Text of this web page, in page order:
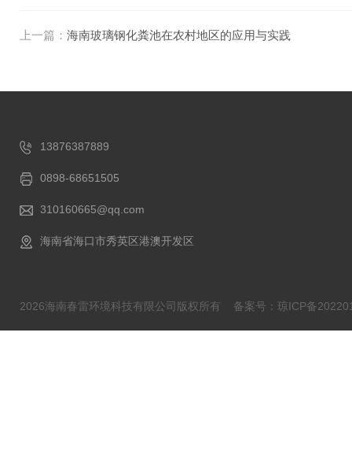
上一篇： 海南玻璃钢化粪池在农村地区的应用与实践
13876387889
0898-68651505
310160665@qq.com
海南省海口市秀英区港澳开发区
2026海南春雷环境科技有限公司版权所有 备案号：琼ICP备